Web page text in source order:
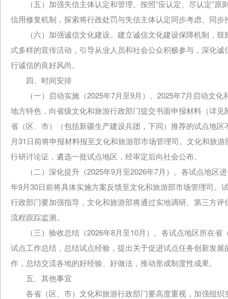
（五）加强失信主体认定和管理。按照“应认定、尽认定”原
信用修复机制，探索将行政处罚与失信主体认定同步考虑、同步
（六）加强诚信文化建设。建立诚信文化建设保障机制，鼓
式多样的宣传活动，引导从业人员和社会公众积极参与，深化
行诚信的良好风尚。
四、时间安排
（一）启动实施（2025年7月至9月）。2025年7月启动文化
地方特色，向省级文化和旅游行政部门提交书面申报材料（详
省（区、市）（包括新疆生产建设兵团，下同）推荐的试点地
月31日前将申报材料报至文化和旅游部市场管理司。文化和旅
行研讨论证，遴选一批试点地区，经审定后向社会公布。
（二）深化提升（2025年9月至2026年7月）。各试点地区
年9月30日前将具体实施方案反馈至文化和旅游部市场管理司
行政部门要加强指导，文化和旅游部将通过实地调研、第三方
流程跟踪监测。
（三）验收总结（2026年8月至10月）。各试点地区所在省
试点工作总结，总结试点经验，提出关于促进试点任务创新发
作，总结交流各地的好经验、好做法，推动形成制度性成果。
五、其他事宜
各省（区、市）文化和旅游行政部门要高度重视，加强组织